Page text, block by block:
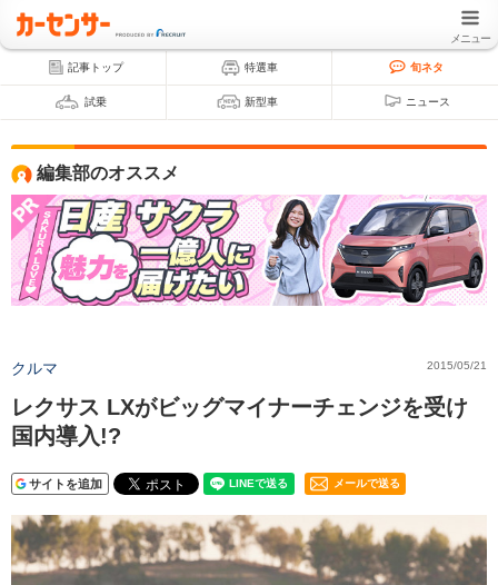
メニュー
記事トップ 特選車 旬ネタ
試乗 新型車 ニュース
編集部のオススメ
クルマ 2015/05/21
レクサス LXがビッグマイナーチェンジを受け
国内導入!?
サイトを追加 メールで送る